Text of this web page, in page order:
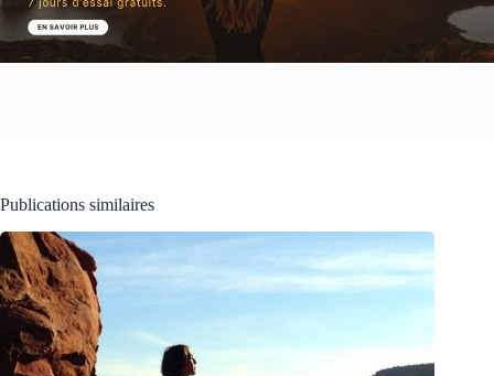
Publications similaires